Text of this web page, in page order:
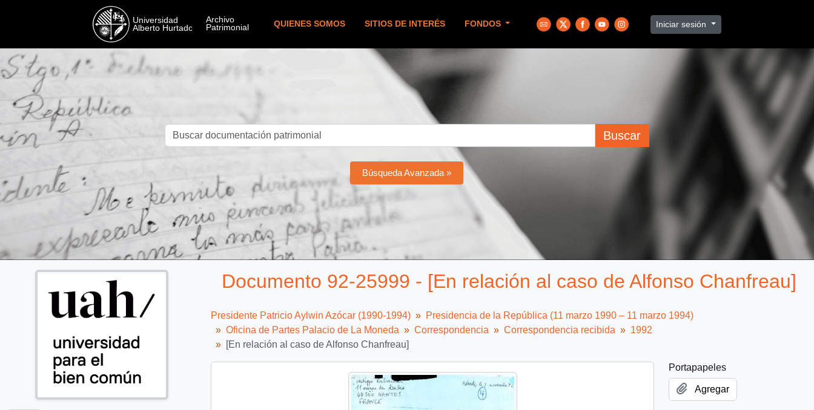
QUIENES SOMOS SITIOS DE INTERÉS FONDOS Iniciar sesión
Buscar
Búsqueda Avanzada »
Documento 92-25999 - [En relación al caso de Alfonso Chanfreau]
Presidente Patricio Aylwin Azócar (1990-1994)
Presidencia de la República (11 marzo 1990 – 11 marzo 1994)
Oficina de Partes Palacio de La Moneda
Correspondencia Correspondencia recibida
1992
[En relación al caso de Alfonso Chanfreau]
Portapapeles
Agregar